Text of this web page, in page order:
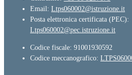
Email: Ltps060002@istruzione.it
Posta elettronica certificata (PEC):
Ltps060002@pec.istruzione.it
Codice fiscale: 91001930592
Codice meccanografico: